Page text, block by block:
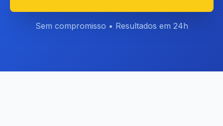
Sem compromisso • Resultados em 24h